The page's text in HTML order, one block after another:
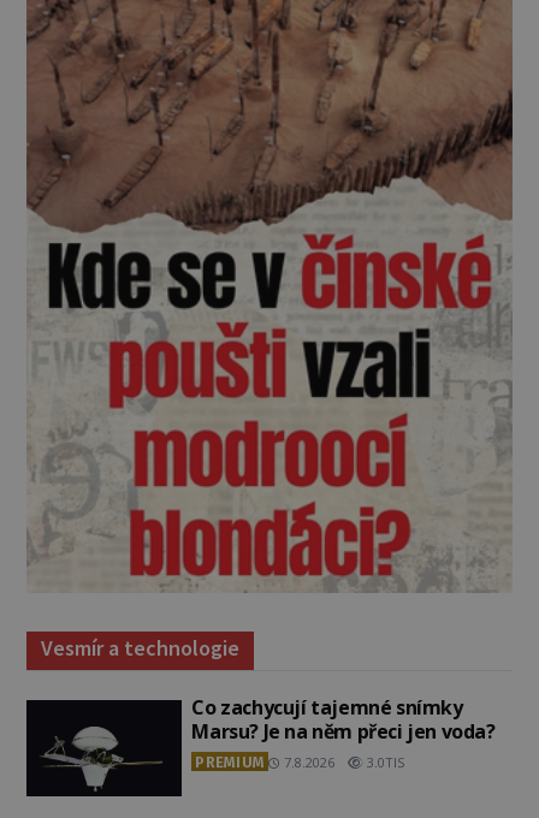
Vesmír a technologie
Co zachycují tajemné snímky
Marsu? Je na něm přeci jen voda?
PREMIUM 7.8.2026 3.0TIS